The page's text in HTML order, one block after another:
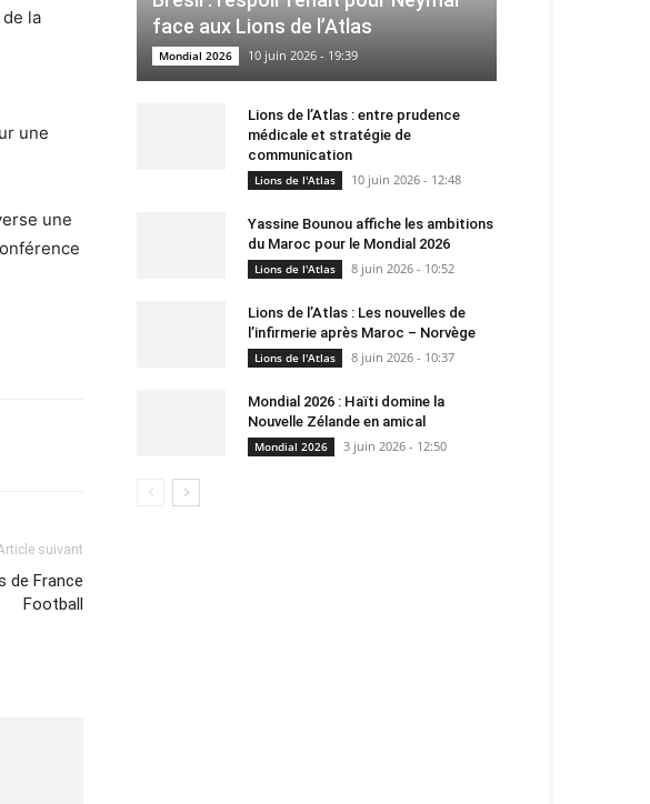
la
une
une
suivant
de France
Football
face aux Lions de l’Atlas
Mondial 2026 10 juin 2026 - 19:39
Lions de l’Atlas : entre prudence
médicale et stratégie de
communication
Lions de l'Atlas 10 juin 2026 - 12:48
Yassine Bounou affiche les ambitions
du Maroc pour le Mondial 2026
Lions de l'Atlas 8 juin 2026 - 10:52
Lions de l’Atlas : Les nouvelles de
l’infirmerie après Maroc – Norvège
Lions de l'Atlas 8 juin 2026 - 10:37
Mondial 2026 : Haïti domine la
Nouvelle Zélande en amical
Mondial 2026 3 juin 2026 - 12:50